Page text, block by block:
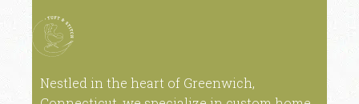
Nestled in the heart of Greenwich,